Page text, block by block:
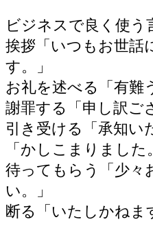
ビジネスで良く使う
挨拶「いつもお世話
す。」
お礼を述べる「有難
謝罪する「申し訳ご
引き受ける「承知い
「かしこまりました
待ってもらう「少々
い。」
断る「いたしかねま